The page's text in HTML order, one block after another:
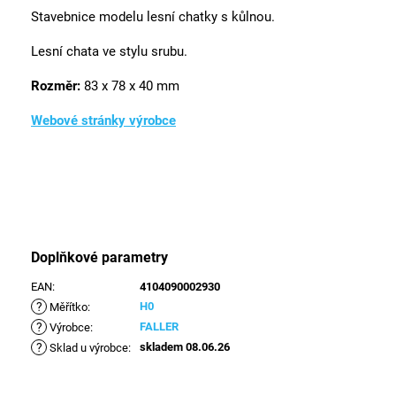
Stavebnice modelu lesní chatky s kůlnou.
Lesní chata ve stylu srubu.
Rozměr: 83 x 78 x 40 mm
Webové stránky výrobce
Doplňkové parametry
EAN: 4104090002930
? Měřítko: H0
? Výrobce: FALLER
? Sklad u výrobce: skladem 08.06.26